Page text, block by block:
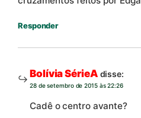
Responder
Bolívia SérieA disse:
28 de setembro de 2015 às 22:26
Cadê o centro avante?